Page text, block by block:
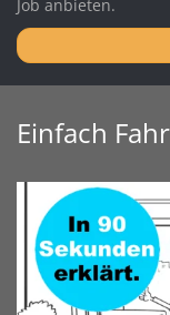
Job anbieten.
Einfach